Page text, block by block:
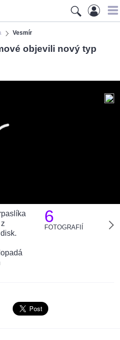
Vesmír
objevili nový typ
6
FOTOGRAFIÍ